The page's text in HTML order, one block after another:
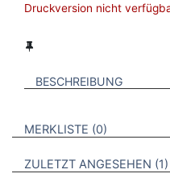
Druckversion nicht
BESCHREIBUNG
VERWEISE AUF
MERKLISTE 0
ZULETZT ANGESEHEN 1